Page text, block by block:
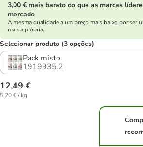
3,00 € mais barato do que as marcas
mercado
A mesma qualidade a um preço mais baixo por ser
marca própria.
Selecionar produto (3 opções)
Pack misto
1919935.2
12,49 €
5,20 € / kg